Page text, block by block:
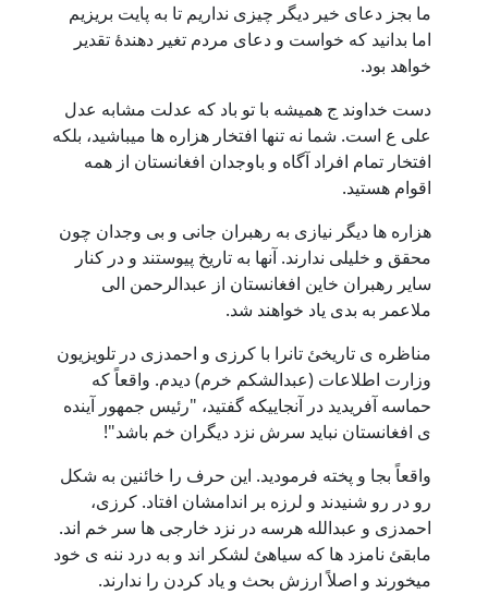
ما بجز دعای خیر دیگر چیزی نداریم تا به پایت بریزیم
اما بدانید که خواست و دعای مردم تغیر دهندۀ تقدیر
خواهد بود.
دست خداوند ج همیشه با تو باد که عدلت مشابه عدل
علی ع است. شما نه تنها افتخار هزاره ها میباشید، بلکه
افتخار تمام افراد آگاه و باوجدان افغانستان از همه
اقوام هستید.
هزاره ها دیگر نیازی به رهبران جانی و بی وجدان چون
محقق و خلیلی ندارند. آنها به تاریخ پیوستند و در کنار
سایر رهبران خاین افغانستان از عبدالرحمن الی
ملاعمر به بدی یاد خواهند شد.
مناظره ی تاریخئ تانرا با کرزی و احمدزی در تلویزیون
وزارت اطلاعات (عبدالشکم خرم) دیدم. واقعاً که
حماسه آفریدید در آنجاییکه گفتید، "رئیس جمهور آینده
ی افغانستان نباید سرش نزد دیگران خم باشد"!
واقعاً بجا و پخته فرمودید. این حرف را خائنین به شکل
رو در رو شنیدند و لرزه بر اندامشان افتاد. کرزی،
احمدزی و عبدالله هرسه در نزد خارجی ها سر خم اند.
مابقئ نامزد ها که سیاهئ لشکر اند و به درد ننه ی خود
میخورند و اصلاً ارزش بحث و یاد کردن را ندارند.